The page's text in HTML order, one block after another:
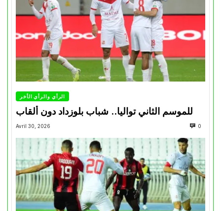
الرأي والرأي الأخر
للموسم الثاني تواليا.. شباب بلوزداد دون ألقاب
Avril 30, 2026 0